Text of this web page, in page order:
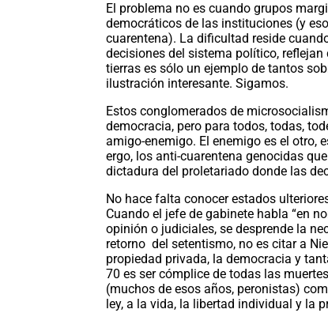
El problema no es cuando grupos
democráticos de las instituciones (y
cuarentena). La dificultad reside
decisiones del sistema político,
tierras es sólo un ejemplo de tantos
ilustración interesante. Sigamos.
Estos conglomerados de
democracia, pero para todos, todas,
amigo-enemigo. El enemigo es el otro,
ergo, los anti-cuarentena genocidas
dictadura del proletariado donde las
No hace falta conocer estados
Cuando el jefe de gabinete habla “en
opinión o judiciales, se desprende la
retorno del setentismo, no es citar a
propiedad privada, la democracia y
70 es ser cómplice de todas las
(muchos de esos años, peronistas)
ley, a la vida, la libertad individual y la